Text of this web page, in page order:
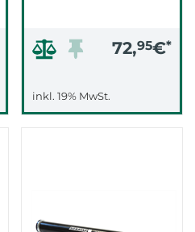
72,95€*
inkl. 19% MwSt.